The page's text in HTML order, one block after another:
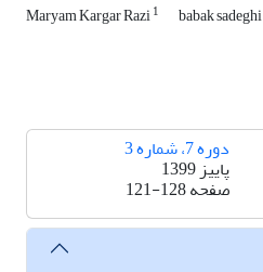
Maryam Kargar Razi1 babak sadeghi
دوره 7، شماره 3
پاییز 1399
صفحه121-128